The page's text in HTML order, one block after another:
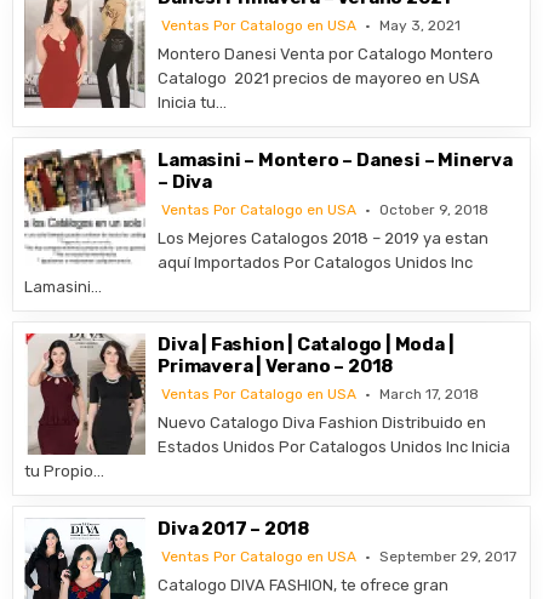
Ventas Por Catalogo en USA May 3, 2021
Montero Danesi Venta por Catalogo Montero
Catalogo 2021 precios de mayoreo en USA
Inicia tu…
Lamasini – Montero – Danesi – Minerva
– Diva
Ventas Por Catalogo en USA October 9, 2018
Los Mejores Catalogos 2018 – 2019 ya estan
aquí Importados Por Catalogos Unidos Inc
Lamasini…
Diva | Fashion | Catalogo | Moda |
Primavera | Verano – 2018
Ventas Por Catalogo en USA March 17, 2018
Nuevo Catalogo Diva Fashion Distribuido en
Estados Unidos Por Catalogos Unidos Inc Inicia
tu Propio…
Diva 2017 – 2018
Ventas Por Catalogo en USA September 29, 2017
Catalogo DIVA FASHION, te ofrece gran